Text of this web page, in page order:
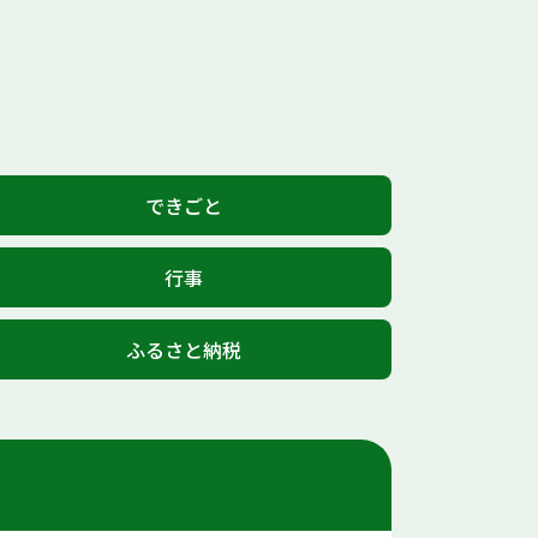
できごと
行事
ふるさと納税